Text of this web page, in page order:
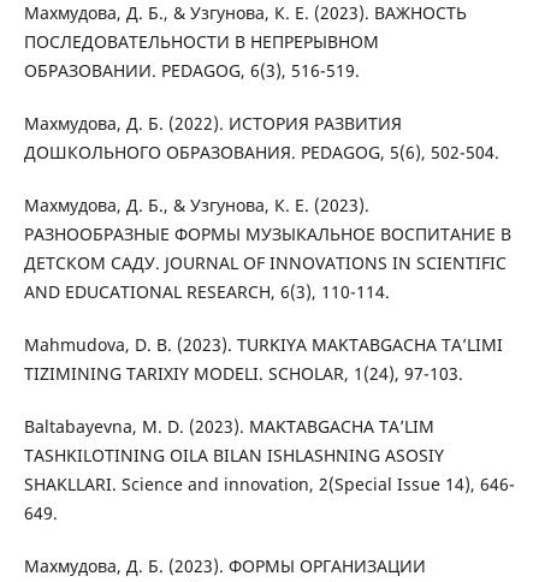
Махмудова, Д. Б., & Узгунова, К. Е. (2023). ВАЖНОСТЬ
ПОСЛЕДОВАТЕЛЬНОСТИ В НЕПРЕРЫВНОМ
ОБРАЗОВАНИИ. PEDAGOG, 6(3), 516-519.
Махмудова, Д. Б. (2022). ИСТОРИЯ РАЗВИТИЯ
ДОШКОЛЬНОГО ОБРАЗОВАНИЯ. PEDAGOG, 5(6), 502-504.
Махмудова, Д. Б., & Узгунова, К. Е. (2023).
РАЗНООБРАЗНЫЕ ФОРМЫ МУЗЫКАЛЬНОЕ ВОСПИТАНИЕ В
ДЕТСКОМ САДУ. JOURNAL OF INNOVATIONS IN SCIENTIFIC
AND EDUCATIONAL RESEARCH, 6(3), 110-114.
Mahmudova, D. B. (2023). TURKIYA MAKTABGACHA TAʼLIMI
TIZIMINING TARIXIY MODELI. SCHOLAR, 1(24), 97-103.
Baltabayevna, M. D. (2023). MAKTABGACHA TA’LIM
TASHKILOTINING OILA BILAN ISHLASHNING ASOSIY
SHAKLLARI. Science and innovation, 2(Special Issue 14), 646-
649.
Махмудова, Д. Б. (2023). ФОРМЫ ОРГАНИЗАЦИИ